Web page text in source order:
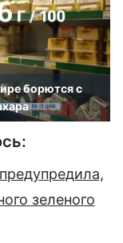
борются с
предупредила,
зеленого